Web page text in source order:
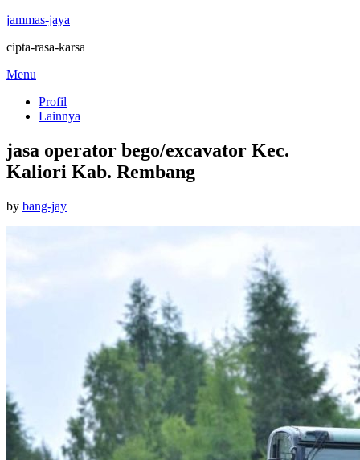
jammas-jaya
cipta-rasa-karsa
Skip
content
Menu
Profil
Lainnya
jasa operator bego/excavator Kec.
Kaliori Kab. Rembang
by bang-jayPosted